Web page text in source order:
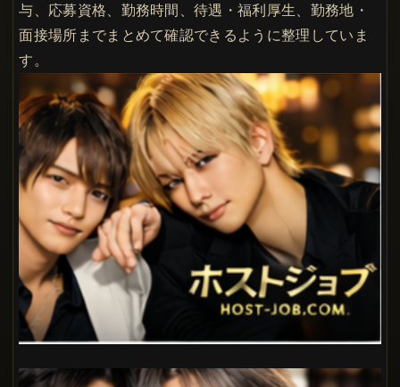
与、応募資格、勤務時間、待遇・福利厚生、勤務地・
面接場所までまとめて確認できるように整理していま
す。